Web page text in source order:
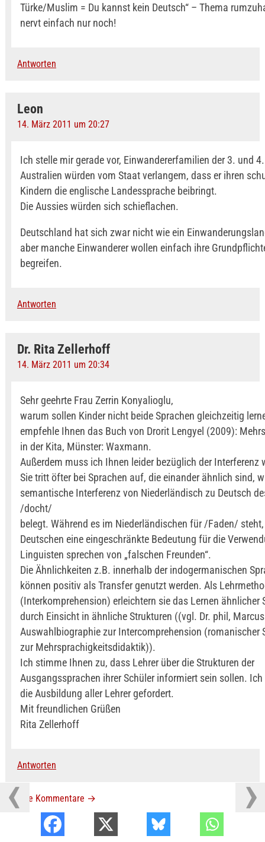
Türke/Muslim = Du kannst kein Deutsch“ – Thema
nervt einfach nur noch!
Antworten
Leon
14. März 2011 um 20:27
Ich stelle mir gerade vor, Einwandererfamilien der 3. und
Australien würden vom Staat verlangem, dass er ihren
Kindern die englische Landessprache beibringt.
Die Aussies würden sich schieflachen.
Deutschland hat sich zwar nicht wie ein
aber manche Einwanderer wollen einfach ihre
begreifen.
Antworten
Dr. Rita Zellerhoff
14. März 2011 um 20:34
Sehr geehrte Frau Zerrin Konyalioglu,
warum sollen Kinder nicht beide Sprachen gleichzeitig
empfehle Ihnen das Buch von Drorit Lengyel (2009):
in der Kita, Münster: Waxmann.
Außerdem muss ich Ihnen leider bezüglich der Interferenz
Sie tritt öfter bei Sprachen auf, die einander ähnlich sind,
semantische Interferenz von Niederländisch zu Deutsch
/docht/
belegt. Während es im Niederländischen für /Faden/
Deutschen eine eingeschränkte Bedeutung für die
Linguisten sprechen von „falschen Freunden“.
Die Ähnlichkeiten z.B. innerhalb der indogermanischen
können positiv als Transfer genutzt werden. Als
(Interkomprehension) erleichtern sie das Lernen ähnlicher
durch Einsicht in ähnliche Strukturen ((vgl. Dr. phil,
Auswahlbiographie zur Intercomprehension (romanischer
zur Mehrsprachigkeitsdidaktik)).
Ich stimme Ihnen zu, dass Lehrer über die Strukturen der
Ausgangssprachen ihrer Schüler informiert sein sollen.
die Ausbildung aller Lehrer gefordert.
Mit freundlichen Grüßen
Rita Zellerhoff
Antworten
Neuere Kommentare →